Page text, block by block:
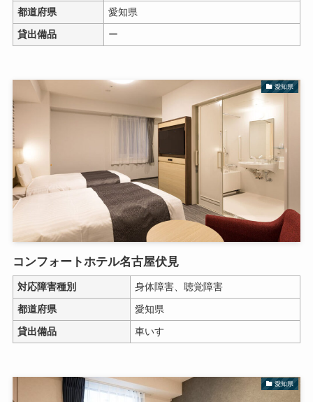
都道府県
愛知県
貸出備品
ー
愛知県
コンフォートホテル名古屋伏見
対応障害種別
身体障害、聴覚障害
都道府県
愛知県
貸出備品
車いす
愛知県